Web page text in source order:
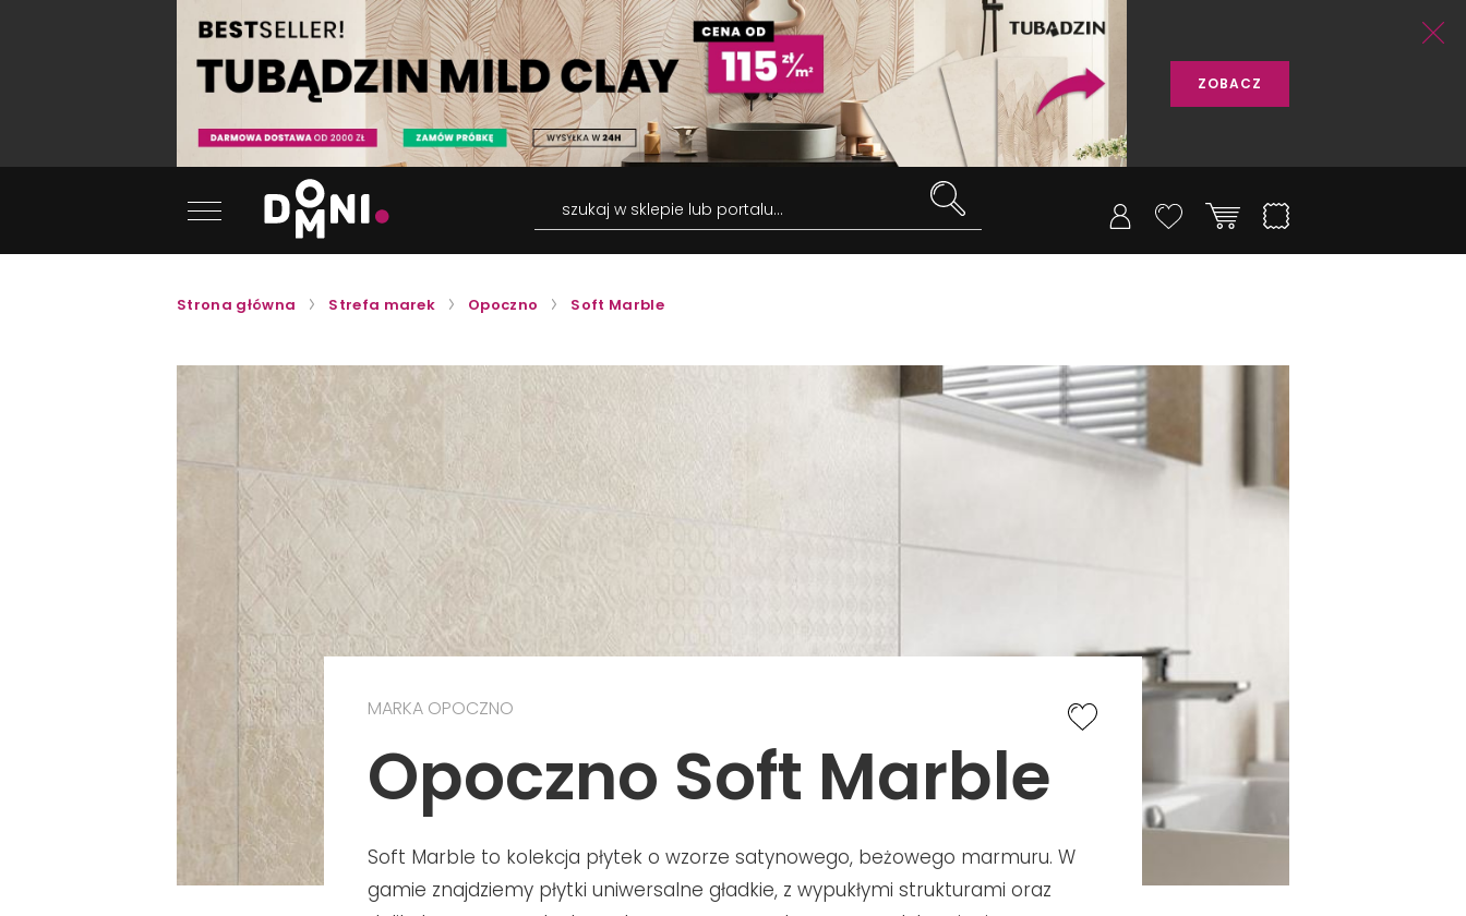
ZOBACZ
szukaj w sklepie lub portalu...
Strona główna Strefa marek Opoczno Soft Marble
MARKA OPOCZNO
Opoczno Soft Marble
Soft Marble to kolekcja płytek o wzorze satynowego, beżowego marmuru. W
gamie znajdziemy płytki uniwersalne gładkie, z wypukłymi strukturami oraz